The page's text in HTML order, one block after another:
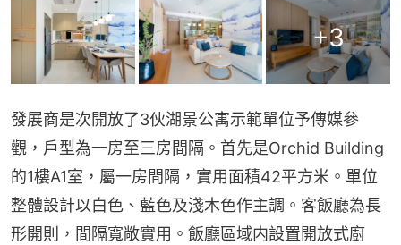
+3
發展商是次開放了3伙湖景公寓示範單位予傳媒參
觀，戶型為一房至三房間隔。首先是Orchid Building
的1樓A1室，屬一房間隔，實用面積42平方米。單位
整體設計以白色、藍色及淺木色作主調。客飯廳為長
形開則，間隔寬敞實用。飯廳區域内設置開放式廚